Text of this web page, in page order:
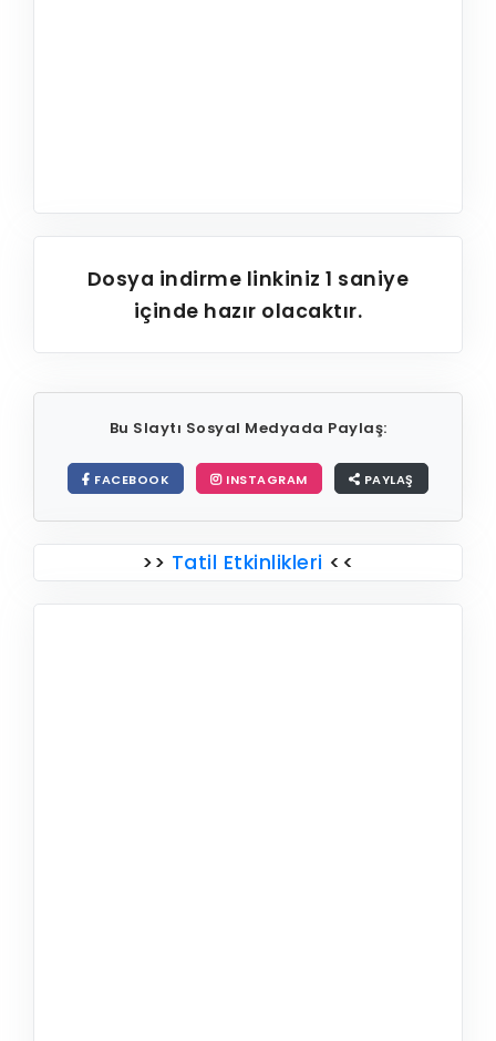
Dosya indirme linkiniz1 saniye
içinde hazır olacaktır.
Bu Slaytı Sosyal Medyada Paylaş:
FACEBOOK INSTAGRAM PAYLAŞ
>> Tatil Etkinlikleri <<